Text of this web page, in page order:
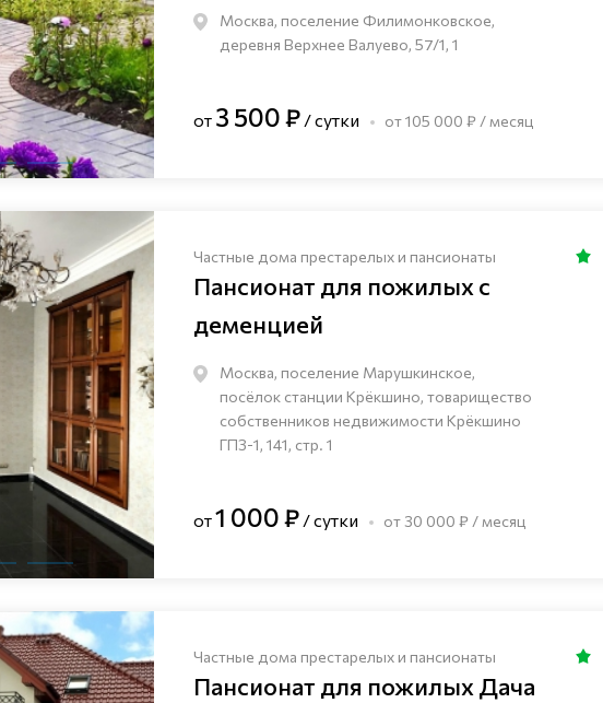
Москва, поселение Филимонковское,
деревня Верхнее Валуево, 57/1, 1
от 3 500 ₽ / сутки от 105 000 ₽ / месяц
Частные дома престарелых и пансионаты
Пансионат для пожилых с
деменцией
Москва, поселение Марушкинское,
посёлок станции Крёкшино, товарищество
собственников недвижимости Крёкшино
ГПЗ-1, 141, стр. 1
от1 000 ₽ / сутки от 30 000 ₽ / месяц
Частные дома престарелых и пансионаты
Пансионат для пожилых Дача